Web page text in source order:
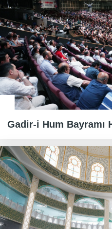
Gadir-i Hum Bayramı